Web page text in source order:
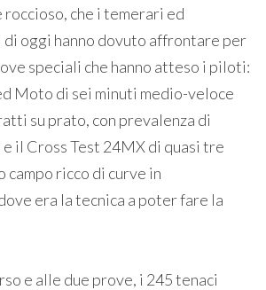
che i temerari ed
oggi hanno dovuto affrontare per
speciali che hanno atteso i piloti:
Moto di sei minuti medio-veloce
su prato, con prevalenza di
il Cross Test 24MX di quasi tre
campo ricco di curve in
era la tecnica a poter fare la
e alle due prove, i 245 tenaci